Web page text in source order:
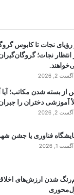
رؤیای نجات تا کابوس
آگست 2, 2026
از بسته شدن مکاتب؛ آیا
آموزشی دختران را
آگست 2, 2026
فناوری یا جشن
آگست 1, 2026
شدن ارزش‌های